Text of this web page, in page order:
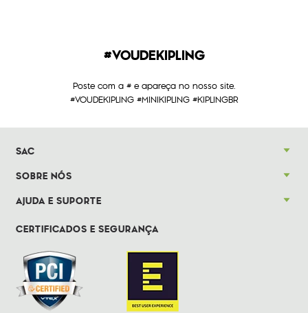
#VOUDEKIPLING
Poste com a # e apareça no nosso site.
#VOUDEKIPLING #MINIKIPLING #KIPLINGBR
SAC
SOBRE NÓS
AJUDA E SUPORTE
CERTIFICADOS E SEGURANÇA